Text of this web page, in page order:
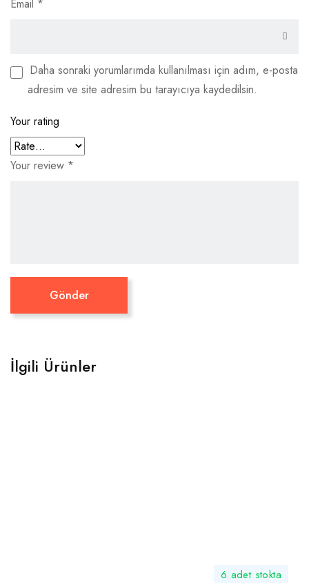
Email *
Daha sonraki yorumlarımda kullanılması için adım, e-posta
adresim ve site adresim bu tarayıcıya kaydedilsin.
Your rating
Your review *
İlgili Ürünler
6 adet stokta